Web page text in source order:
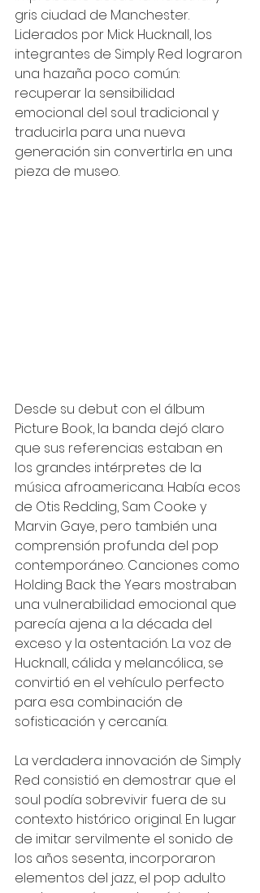
gris ciudad de Manchester.
Liderados por Mick Hucknall, los
integrantes de Simply Red lograron
una hazaña poco común:
recuperar la sensibilidad
emocional del soul tradicional y
traducirla para una nueva
generación sin convertirla en una
pieza de museo.
Desde su debut con el álbum
Picture Book, la banda dejó claro
que sus referencias estaban en
los grandes intérpretes de la
música afroamericana. Había ecos
de Otis Redding, Sam Cooke y
Marvin Gaye, pero también una
comprensión profunda del pop
contemporáneo. Canciones como
Holding Back the Years mostraban
una vulnerabilidad emocional que
parecía ajena a la década del
exceso y la ostentación. La voz de
Hucknall, cálida y melancólica, se
convirtió en el vehículo perfecto
para esa combinación de
sofisticación y cercanía.
La verdadera innovación de Simply
Red consistió en demostrar que el
soul podía sobrevivir fuera de su
contexto histórico original. En lugar
de imitar servilmente el sonido de
los años sesenta, incorporaron
elementos del jazz, el pop adulto